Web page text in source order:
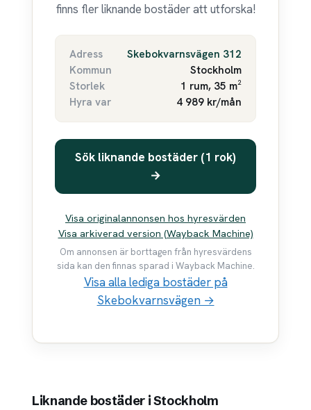
finns fler liknande bostäder att utforska!
Adress
Skebokvarnsvägen 312
Kommun
Stockholm
Storlek
1 rum, 35 m²
Hyra var
4 989 kr/mån
Sök liknande bostäder (1 rok)
→
Visa originalannonsen hos hyresvärden
Visa arkiverad version (Wayback Machine)
Om annonsen är borttagen från hyresvärdens
sida kan den finnas sparad i Wayback Machine.
Visa alla lediga bostäder på
Skebokvarnsvägen →
Liknande bostäder i Stockholm